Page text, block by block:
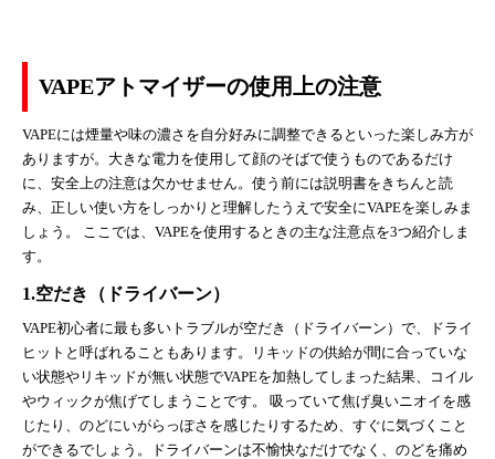
VAPEアトマイザーの使用上の注意
VAPEには煙量や味の濃さを自分好みに調整できるといった楽しみ方が
ありますが。大きな電力を使用して顔のそばで使うものであるだけ
に、安全上の注意は欠かせません。使う前には説明書をきちんと読
み、正しい使い方をしっかりと理解したうえで安全にVAPEを楽しみま
しょう。 ここでは、VAPEを使用するときの主な注意点を3つ紹介しま
す。
1.空だき（ドライバーン）
VAPE初心者に最も多いトラブルが空だき（ドライバーン）で、ドライ
ヒットと呼ばれることもあります。リキッドの供給が間に合っていな
い状態やリキッドが無い状態でVAPEを加熱してしまった結果、コイル
やウィックが焦げてしまうことです。 吸っていて焦げ臭いニオイを感
じたり、のどにいがらっぽさを感じたりするため、すぐに気づくこと
ができるでしょう。ドライバーンは不愉快なだけでなく、のどを痛め